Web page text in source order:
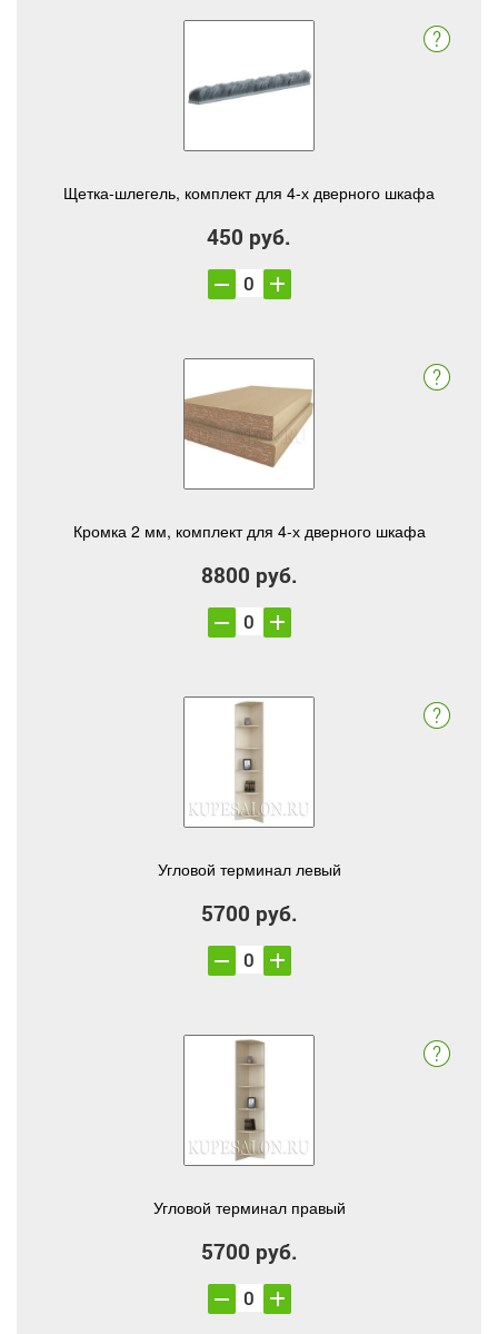
Щетка-шлегель, комплект для 4-х дверного шкафа
450 руб.
Кромка 2 мм, комплект для 4-х дверного шкафа
8800 руб.
Угловой терминал левый
5700 руб.
Угловой терминал правый
5700 руб.